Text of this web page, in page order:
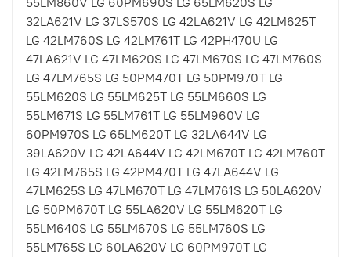
32LA621V LG 37LS570S LG 42LA621V LG 42LM625T
LG 42LM760S LG 42LM761T LG 42PH470U LG
47LA621V LG 47LM620S LG 47LM670S LG 47LM760S
LG 47LM765S LG 50PM470T LG 50PM970T LG
55LM620S LG 55LM625T LG 55LM660S LG
55LM671S LG 55LM761T LG 55LM960V LG
60PM970S LG 65LM620T LG 32LA644V LG
39LA620V LG 42LA644V LG 42LM670T LG 42LM760T
LG 42LM765S LG 42PM470T LG 47LA644V LG
47LM625S LG 47LM670T LG 47LM761S LG 50LA620V
LG 50PM670T LG 55LA620V LG 55LM620T LG
55LM640S LG 55LM670S LG 55LM760S LG
55LM765S LG 60LA620V LG 60PM970T LG